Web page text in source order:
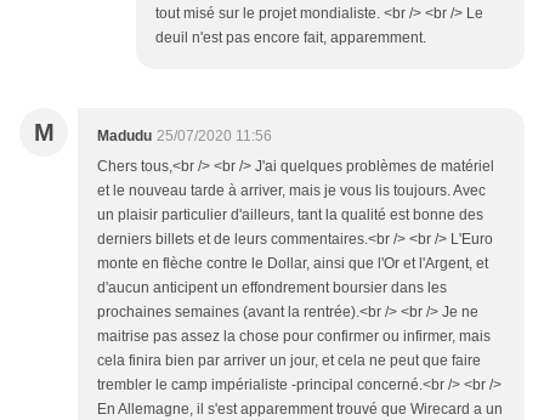
tout misé sur le projet mondialiste. <br /> <br /> Le
deuil n'est pas encore fait, apparemment.
M Madudu 25/07/2020 11:56
Chers tous,<br /> <br /> J'ai quelques problèmes de matériel
et le nouveau tarde à arriver, mais je vous lis toujours. Avec
un plaisir particulier d'ailleurs, tant la qualité est bonne des
derniers billets et de leurs commentaires.<br /> <br /> L'Euro
monte en flèche contre le Dollar, ainsi que l'Or et l'Argent, et
d'aucun anticipent un effondrement boursier dans les
prochaines semaines (avant la rentrée).<br /> <br /> Je ne
maitrise pas assez la chose pour confirmer ou infirmer, mais
cela finira bien par arriver un jour, et cela ne peut que faire
trembler le camp impérialiste -principal concerné.<br /> <br />
En Allemagne, il s'est apparemment trouvé que Wirecard a un